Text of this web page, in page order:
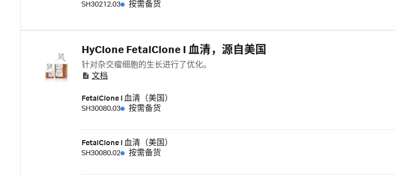
SH30212.03
按需备货
HyClone FetalClone I 血清，源自美国
针对杂交瘤细胞的生长进行了优化。
文档
FetalClone I 血清（美国）
SH30080.03
按需备货
FetalClone I 血清（美国）
SH30080.02
按需备货